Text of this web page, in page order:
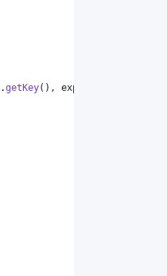
.getKey(), exportFormat